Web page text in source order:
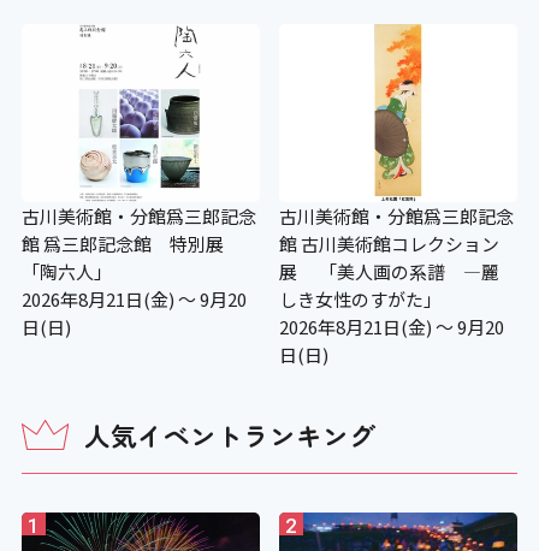
古川美術館・分館爲三郎記念
館 爲三郎記念館 特別展
「陶六人」
2026年8月21日(金) ～ 9月20
日(日)
古川美術館・分館爲三郎記念
館 古川美術館コレクション
展 「美人画の系譜 ―麗
しき女性のすがた」
2026年8月21日(金) ～ 9月20
日(日)
人気イベントランキング
1 2